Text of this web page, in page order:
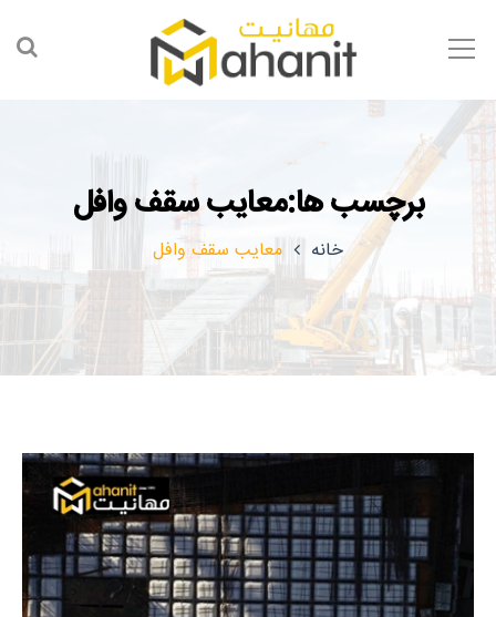
برچسب ها:معایب سقف وافل
خانه معایب سقف وافل